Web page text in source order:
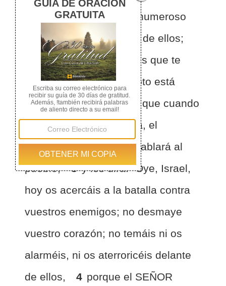
y carros, y pueblo más numeroso
que tú, no tengas temor de ellos;
porque el SEÑOR tu Dios que te
sacó de la tierra de Egipto está
contigo.
2 Y sucederá que cuando
os acerquéis a la batalla, el
sacerdote se llegará y hablará al
pueblo,
3 y les dirá: "Oye, Israel,
hoy os acercáis a la batalla contra
vuestros enemigos; no desmaye
vuestro corazón; no temáis ni os
alarméis, ni os aterroricéis delante
de ellos,
4 porque el SEÑOR